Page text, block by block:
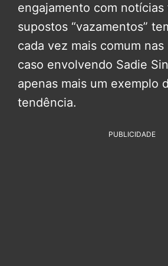
engajamento com notícias
supostos “vazamentos”
cada vez mais comum
caso envolvendo Sadie
apenas mais um exemplo
tendência.
PUBLICIDADE